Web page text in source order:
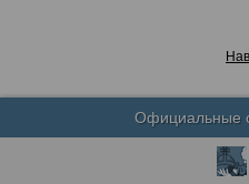
Официальные